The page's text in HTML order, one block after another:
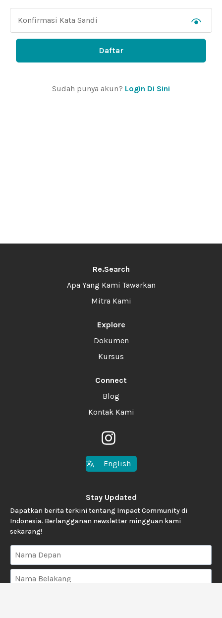
Daftar
Sudah punya akun? Login Di Sini
Re.Search
Apa Yang Kami Tawarkan
Mitra Kami
Explore
Dokumen
Kursus
Connect
Blog
Kontak Kami
English
Stay Updated
Dapatkan berita terkini tentang Impact Community di
Indonesia. Berlangganan newsletter mingguan kami
sekarang!